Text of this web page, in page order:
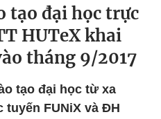
tạo đại học trực
HUTeX khai
tháng 9/2017
tạo đại học từ xa
tuyến FUNiX và ĐH